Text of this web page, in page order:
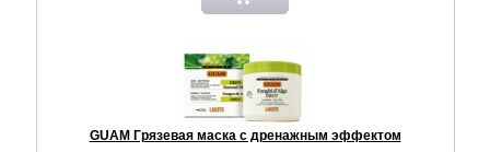
GUAM Грязевая маска с дренажным эффектом